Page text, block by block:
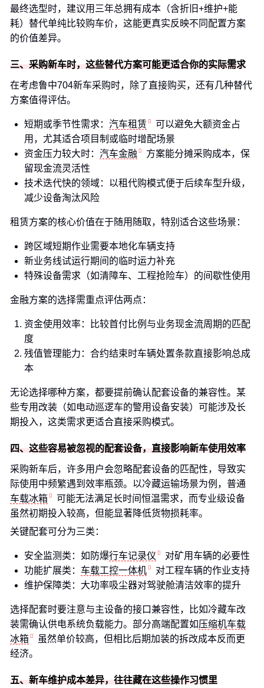
最终选型时，建议用三年总拥有成本（含折旧+维护+能
耗）替代单纯比较购车价，这能更真实反映不同配置方案
的价值差异。
三、采购新车时，这些替代方案可能更适合你的实际需求
在考虑鲁中704新车采购时，除了直接购买，还有几种替代
方案值得评估。
短期或季节性需求： 汽车租赁
可以避免大额资金占
用，尤其适合项目制或临时增配场景
资金压力较大时： 汽车金融
方案能分摊采购成本，保
留现金流灵活性
技术迭代快的领域：以租代购模式便于后续车型升级，
减少设备淘汰风险
租赁方案的核心价值在于随用随取，特别适合这些场景：
跨区域短期作业需要本地化车辆支持
新业务线试运行期间的临时运力补充
特殊设备需求（如清障车、工程抢险车）的间歇性使用
金融方案的选择需重点评估两点：
资金使用效率：比较首付比例与业务现金流周期的匹配
度
残值管理能力：合约结束时车辆处置条款直接影响总成
本
无论选择哪种方案，都要提前确认配套设备的兼容性。某
些专用改装（如电动巡逻车的警用设备安装）可能涉及长
期投入，这类需求更适合直接采购模式。
四、这些容易被忽视的配套设备，直接影响新车使用效率
采购新车后，许多用户会忽略配套设备的匹配性，导致实
际使用中频繁遇到效率瓶颈。以冷藏运输场景为例，普通
车载冰箱
可能无法满足长时间恒温需求，而专业级设备
虽然初期投入较高，但能显著降低货物损耗率。
关键配套可分为三类：
安全监测类：如防爆行车记录仪
对矿用车辆的必要性
功能扩展类： 车载工控一体机
对工程车辆的作业支持
维护保障类：大功率吸尘器对驾驶舱清洁效率的提升
选择配套时要注意与主设备的接口兼容性，比如冷藏车改
装需确认供电系统负载能力。部分高端配置如压缩机车载
冰箱
虽然单价较高，但相比后期加装的拆改成本反而更
经济。
五、新车维护成本差异，往往藏在这些操作习惯里